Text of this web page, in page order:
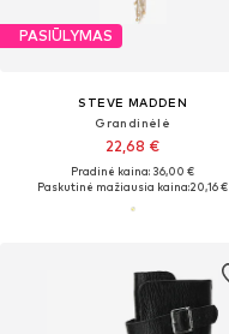
PASIŪLYMAS
STEVE MADDEN
Grandinėlė
22,68 €
Pradinė kaina: 36,00 €
Paskutinė mažiausia kaina:20,16 €